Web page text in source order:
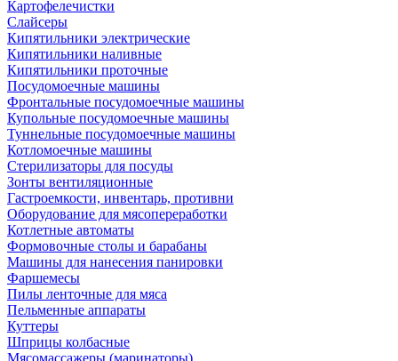
Картофелечистки
Слайсеры
Кипятильники электрические
Кипятильники наливные
Кипятильники проточные
Посудомоечные машины
Фронтальные посудомоечные машины
Купольные посудомоечные машины
Туннельные посудомоечные машины
Котломоечные машины
Стерилизаторы для посуды
Зонты вентиляционные
Гастроемкости, инвентарь, противни
Оборудование для мясопереработки
Котлетные автоматы
Формовочные столы и барабаны
Машины для нанесения панировки
Фаршемесы
Пилы ленточные для мяса
Пельменные аппараты
Куттеры
Шприцы колбасные
Мясомассажеры (маринаторы)